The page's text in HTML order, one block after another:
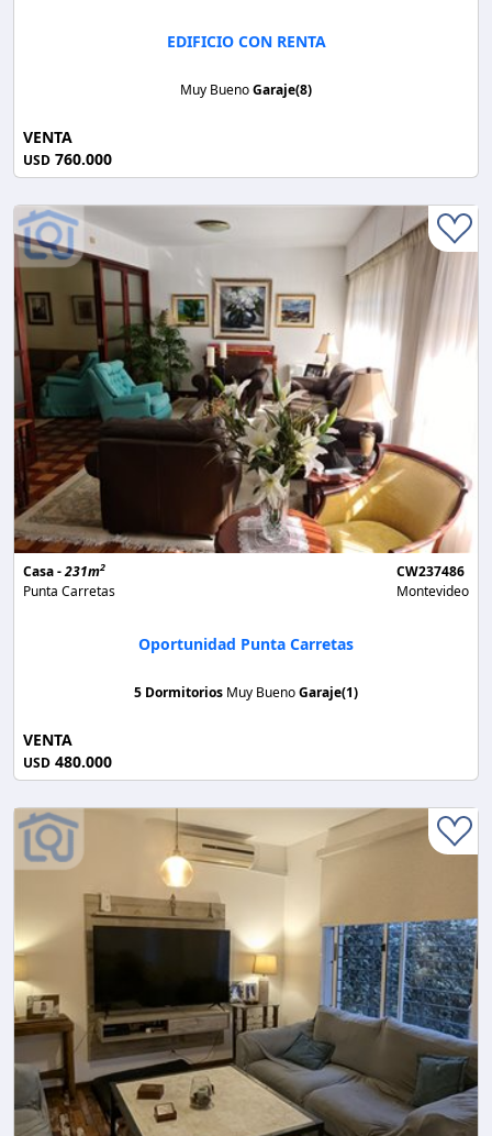
EDIFICIO CON RENTA
Muy BuenoGaraje(8)
VENTA
USD 760.000
Casa -231m2
Punta Carretas
CW237486
Montevideo
Oportunidad Punta Carretas
5 Dormitorios Muy BuenoGaraje(1)
VENTA
USD 480.000